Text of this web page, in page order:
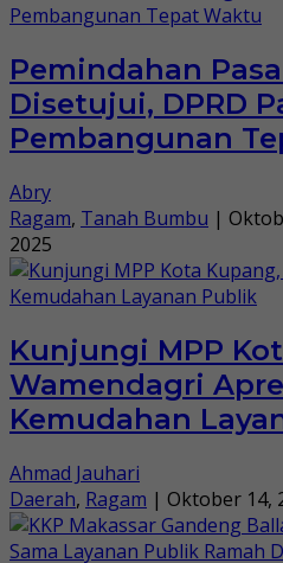
Pemindahan
Disetujui, DPRD
Pembangunan
Abry
Ragam, Tanah Bumbu |
2025
Kunjungi MPP
Wamendagri
Kemudahan
Ahmad Jauhari
Daerah, Ragam | Oktober 14,